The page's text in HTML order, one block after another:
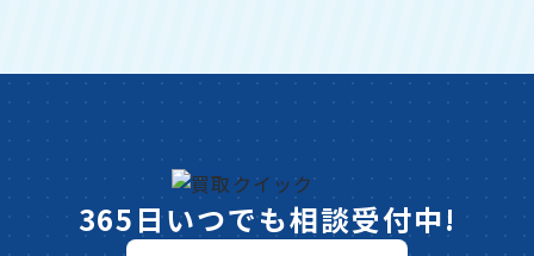
365日いつでも相談受付中!